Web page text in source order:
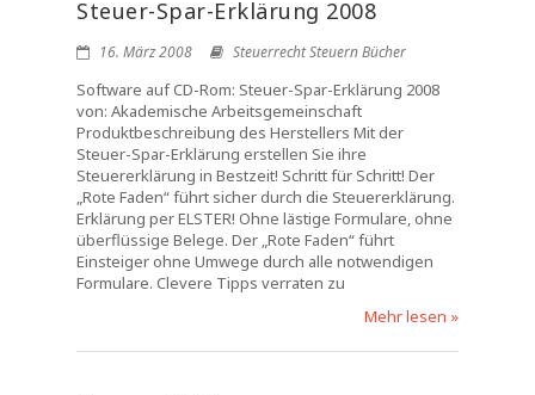
Steuer-Spar-Erklärung 2008
16. März 2008 Steuerrecht Steuern Bücher
Software auf CD-Rom: Steuer-Spar-Erklärung 2008
von: Akademische Arbeitsgemeinschaft
Produktbeschreibung des Herstellers Mit der
Steuer-Spar-Erklärung erstellen Sie ihre
Steuererklärung in Bestzeit! Schritt für Schritt! Der
„Rote Faden“ führt sicher durch die Steuererklärung.
Erklärung per ELSTER! Ohne lästige Formulare, ohne
überflüssige Belege. Der „Rote Faden“ führt
Einsteiger ohne Umwege durch alle notwendigen
Formulare. Clevere Tipps verraten zu
Mehr lesen »